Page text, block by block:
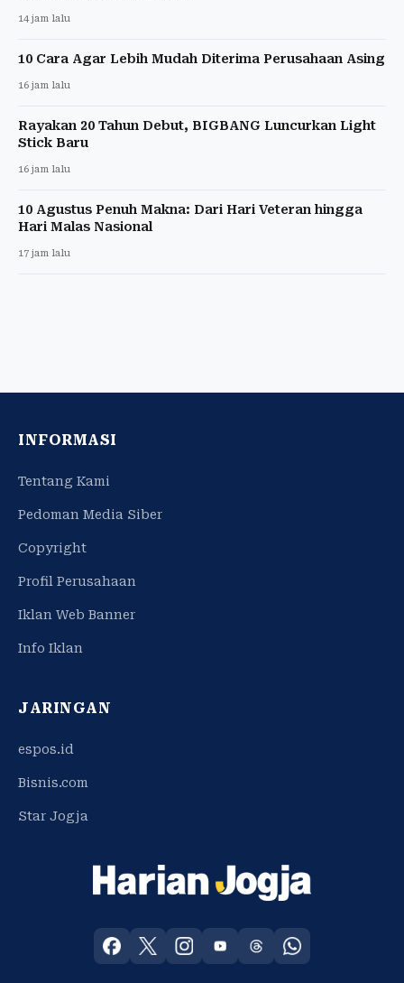
14 jam lalu
10 Cara Agar Lebih Mudah Diterima Perusahaan Asing
16 jam lalu
Rayakan 20 Tahun Debut, BIGBANG Luncurkan Light
Stick Baru
16 jam lalu
10 Agustus Penuh Makna: Dari Hari Veteran hingga
Hari Malas Nasional
17 jam lalu
INFORMASI
Tentang Kami
Pedoman Media Siber
Copyright
Profil Perusahaan
Iklan Web Banner
Info Iklan
JARINGAN
espos.id
Bisnis.com
Star Jogja